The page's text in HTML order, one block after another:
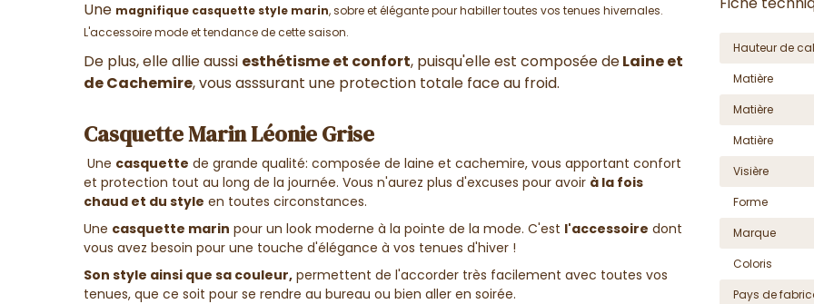
Une magnifique casquette style marin, sobre et élégante pour habiller toutes vos tenues hivernales.
L'accessoire mode et tendance de cette saison.
De plus, elle allie aussi esthétisme et confort, puisqu'elle est composée deLaine et
de Cachemire, vous asssurant une protection totale face au froid.
Casquette Marin Léonie Grise
Une casquette de grande qualité: composée de laine et cachemire, vous apportant confort
et protection tout au long de la journée. Vous n'aurez plus d'excuses pour avoir à la fois
chaud et du style en toutes circonstances.
Une casquette marin pour un look moderne à la pointe de la mode. C'est l'accessoire dont
vous avez besoin pour une touche d'élégance à vos tenues d'hiver !
Son style ainsi que sa couleur, permettent de l'accorder très facilement avec toutes vos
tenues, que ce soit pour se rendre au bureau ou bien aller en soirée.
Hauteur de
Matière
Matière
Matière
Visière
Forme
Marque
Coloris
Pays de